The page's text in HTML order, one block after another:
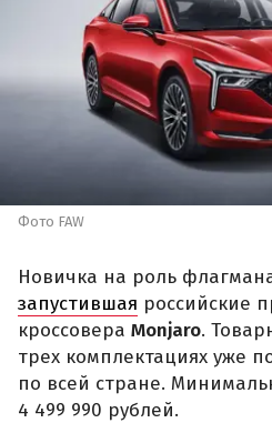
Фото FAW
Новичка на роль
запустившая российские
кроссовера Monjaro.
трех комплектациях уже
по всей стране.
4 499 990 рублей.